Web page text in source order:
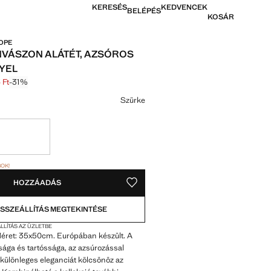
KERESÉSBELÉPÉSKEDVENCEK
KOSÁR
ALÁTÉT, AZSÓROS
[5995 Ft ]
Ft ]
Ft-31%
Szürke
HOZZÁADÁS MENTÉS A KÍVÁNSÁGLISTÁRA
MEGTEKINTÉSE
AZ ÜZLETBE
35x50cm. Európában készült. A
és tartóssága, az azsúrozással
eleganciát kölcsönöz az